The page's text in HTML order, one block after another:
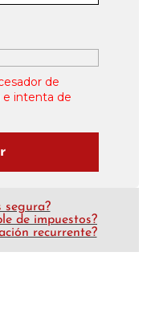
de
e intenta de
segura?
de impuestos?
recurrente?